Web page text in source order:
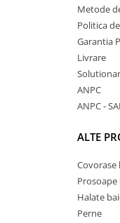
Metode
Politica
Garantia
Livrare
ANPC
ANPC -
ALTE
Covorase
Halate
Perne